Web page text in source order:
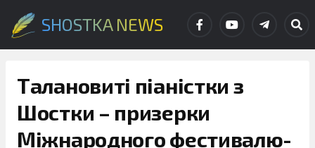
SHOSTKA NEWS
Талановиті піаністки з
Шостки – призерки
Міжнародного фестивалю-